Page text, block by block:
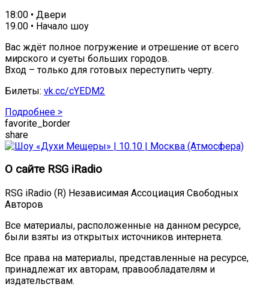
18:00 • Двери
19.00 • Начало шоу
Вас ждёт полное погружение и отрешение от всего
мирского и суеты больших городов.
Вход – только для готовых переступить черту.
Билеты: vk.cc/cYEDM2
Подробнее >
favorite_border
share
О сайте RSG iRadio
RSG iRadio (R) Независимая Ассоциация Свободных
Авторов
Все материалы, расположенные на данном ресурсе,
были взяты из открытых источников интернета.
Все права на материалы, представленные на ресурсе,
принадлежат их авторам, правообладателям и
издательствам.